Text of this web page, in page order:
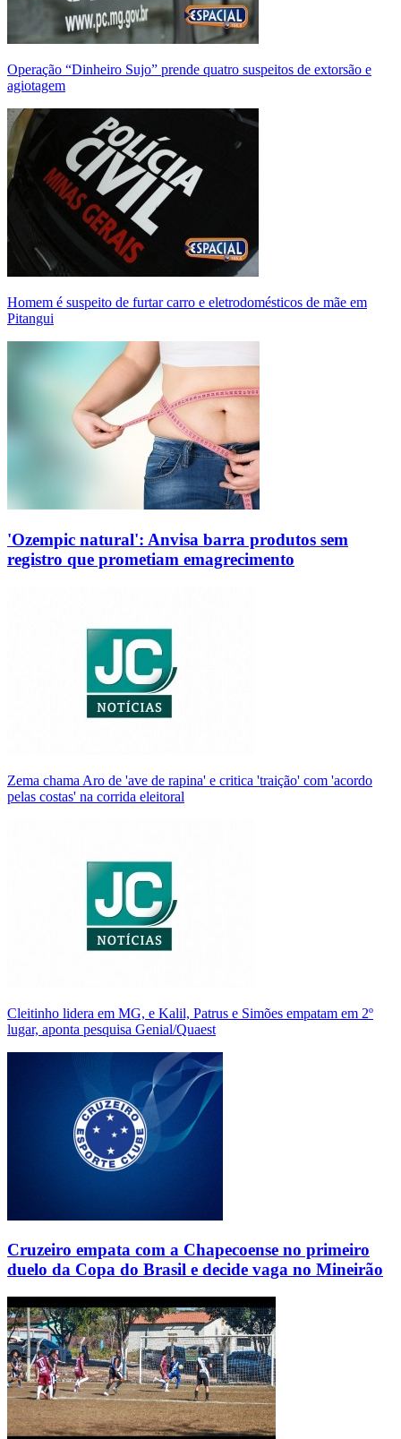
Operação “Dinheiro Sujo” prende quatro suspeitos de extorsão e
agiotagem
Homem é suspeito de furtar carro e eletrodomésticos de mãe em
Pitangui
'Ozempic natural': Anvisa barra produtos sem
registro que prometiam emagrecimento
Zema chama Aro de 'ave de rapina' e critica 'traição' com 'acordo
pelas costas' na corrida eleitoral
Cleitinho lidera em MG, e Kalil, Patrus e Simões empatam em 2º
lugar, aponta pesquisa Genial/Quaest
Cruzeiro empata com a Chapecoense no primeiro
duelo da Copa do Brasil e decide vaga no Mineirão